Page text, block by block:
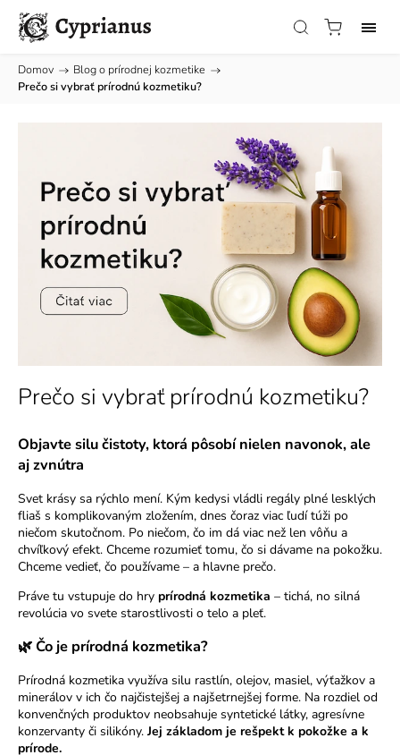
Domov / Blog o prírodnej kozmetike /
Prečo si vybrať prírodnú kozmetiku?
Prečo si vybrať prírodnú kozmetiku?
Objavte silu čistoty, ktorá pôsobí nielen navonok, ale
aj zvnútra
Svet krásy sa rýchlo mení. Kým kedysi vládli regály plné lesklých
fliaš s komplikovaným zložením, dnes čoraz viac ľudí túži po
niečom skutočnom. Po niečom, čo im dá viac než len vôňu a
chvíľkový efekt. Chceme rozumieť tomu, čo si dávame na pokožku.
Chceme vedieť, čo používame – a hlavne prečo.
Práve tu vstupuje do hry prírodná kozmetika – tichá, no silná
revolúcia vo svete starostlivosti o telo a pleť.
🌿 Čo je prírodná kozmetika?
Prírodná kozmetika využíva silu rastlín, olejov, masiel, výťažkov a
minerálov v ich čo najčistejšej a najšetrnejšej forme. Na rozdiel od
konvenčných produktov neobsahuje syntetické látky, agresívne
konzervanty či silikóny.Jej základom je rešpekt k pokožke a k
prírode.